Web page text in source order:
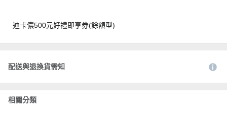
迪卡儂500元好禮即享券(餘額型)
配送與退換貨需知
相關分類